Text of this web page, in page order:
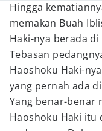
Hingga
memakan Buah
Haki-nya berada
Tebasan
Haoshoku Haki-
yang pernah ada
Yang benar-benar
Haoshoku Haki itu